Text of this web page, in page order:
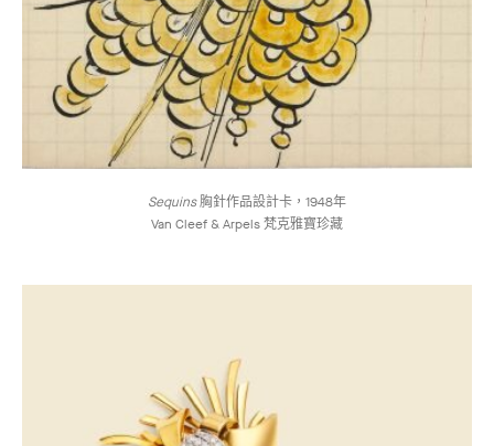
Sequins胸針作品設計卡，1948年
Van Cleef & Arpels 梵克雅寶珍藏